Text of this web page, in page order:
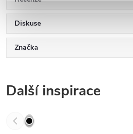
Diskuse
Značka
Další inspirace